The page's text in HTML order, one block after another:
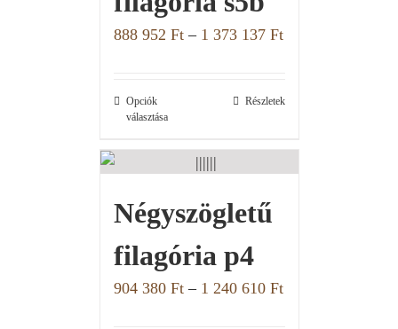
888 952 Ft– 1 373 137 Ft
Opciók
választása
Részletek
Négyszögletű
filagória p4
904 380 Ft– 1 240 610 Ft